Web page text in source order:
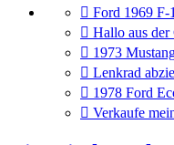
Gehe
zum
letzten
Beitrag
Ford 1969 F-
Gehe
zum
letzten
Beitrag
Hallo aus der
Gehe
zum
letzten
Beitrag
1973
Gehe
zum
letzten
Beitrag
Lenkrad
Gehe
zum
letzten
1978 Ford
Gehe
Verkaufe